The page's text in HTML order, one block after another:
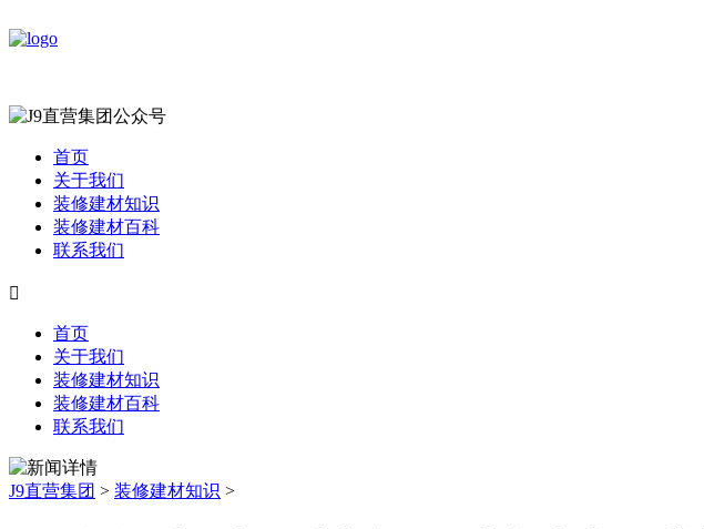
首页
关于我们
装修建材知识
装修建材百科
联系我们

首页
关于我们
装修建材知识
装修建材百科
联系我们
J9直营集团 > 装修建材知识 >